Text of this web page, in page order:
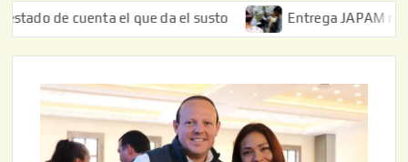
cuenta el que da el susto Entrega JAPAM